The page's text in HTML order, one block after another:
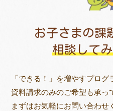
お子さまの課
相談して
「できる！」を増やすプログ
資料請求のみのご希望も承っ
まずはお気軽にお問い合わせ